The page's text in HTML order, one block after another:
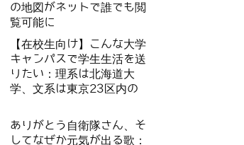
の地図がネットで誰でも閲
覧可能に
【在校生向け】こんな大学
キャンパスで学生生活を送
りたい：理系は北海道大
学、文系は東京23区内の
ありがとう自衛隊さん、そ
してなぜか元気が出る歌：